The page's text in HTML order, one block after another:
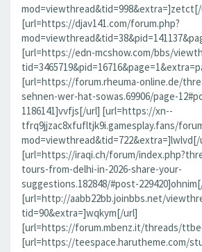
[url=https://djav141.com/forum.php?
[url=https://edn-mcshow.com/bbs/
[url=https://forum.rheuma-online.de/
sehnen-wer-hat-sowas.69906/page-
1186141]vvfjs[/url] [url=https://xn--
tfrq9jjzac8xfufltjk9i.gamesplay.fans/
mod=viewthread&tid=722&extra=]lwlvd[/
[url=https://iraqi.ch/forum/
tours-from-delhi-in-2026-share-your-
suggestions.182848/#post-
[url=http://aabb22bb.joinbbs.net/
tid=90&extra=]wqkym[/url]
[url=https://forum.mbenz.it/threads/
[url=https://teespace.harutheme.com/